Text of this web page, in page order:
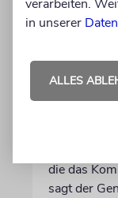
IDF-
wird
Die Jagd
»eine
die das
sagt der
verarbeiten.
in unserer
ALLES